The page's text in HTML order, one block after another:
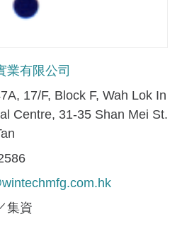
業有限公司
17/F, Block F, Wah Lok In
Centre, 31-35 Shan Mei St.
集資